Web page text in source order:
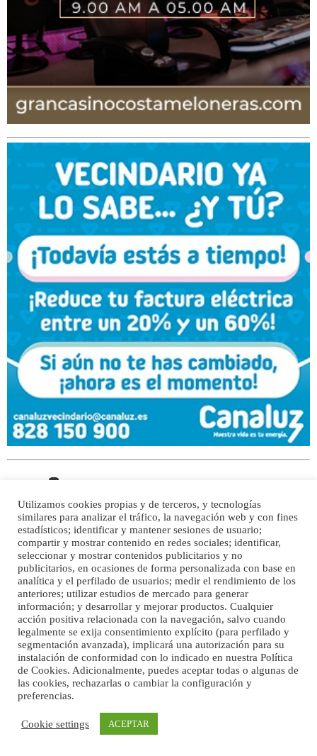
Utilizamos cookies propias y de terceros, y tecnologías
similares para analizar el tráfico, la navegación web y con fines
estadísticos; identificar y mantener sesiones de usuario;
compartir y mostrar contenido en redes sociales; identificar,
seleccionar y mostrar contenidos publicitarios y no
publicitarios, en ocasiones de forma personalizada con base en
analítica y el perfilado de usuarios; medir el rendimiento de los
anteriores; utilizar estudios de mercado para generar
información; y desarrollar y mejorar productos. Cualquier
acción positiva relacionada con la navegación, salvo cuando
legalmente se exija consentimiento explícito (para perfilado y
segmentación avanzada), implicará una autorización para su
instalación de conformidad con lo indicado en nuestra Política
de Cookies. Adicionalmente, puedes aceptar todas o algunas de
las cookies, rechazarlas o cambiar la configuración y
preferencias.
Cookie settings ACEPTAR